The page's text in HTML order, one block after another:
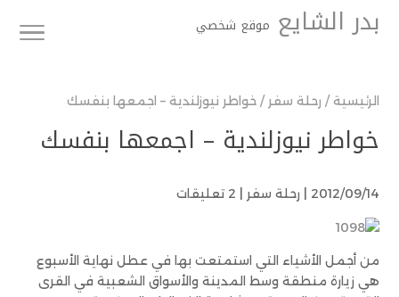
بدر الشايع موقع شخصي
الرئيسية / رحلة سفر / خواطر نيوزلندية – اجمعها بنفسك
خواطر نيوزلندية – اجمعها بنفسك
2012/09/14 | رحلة سفر 2 تعليقات
من أجمل الأشياء التي استمتعت بها في عطل نهاية الأسبوع
هي زيارة منطقة وسط المدينة والأسواق الشعبية في القرى